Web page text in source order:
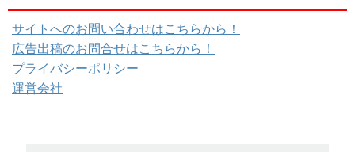
サイトへのお問い合わせはこちらから！
広告出稿のお問合せはこちらから！
プライバシーポリシー
運営会社